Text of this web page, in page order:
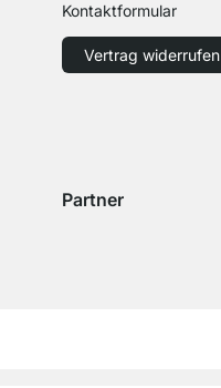
Kontaktformular
Vertrag widerrufen
Partner